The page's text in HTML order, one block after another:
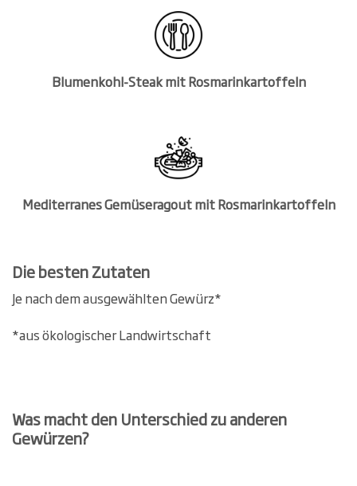
Blumenkohl-Steak mit Rosmarinkartoffeln
Mediterranes Gemüseragout mit Rosmarinkartoffeln
Die besten Zutaten
Je nach dem ausgewählten Gewürz*
*aus ökologischer Landwirtschaft
Was macht den Unterschied zu anderen
Gewürzen?